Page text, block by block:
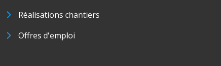
Réalisations chantiers
Offres d'emploi